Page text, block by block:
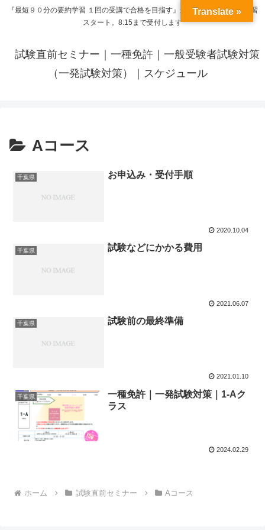
『最短９０分の要約学習 １回の受講で合格を目指す』来呼応した時間から学習
スタート。8:15まで受付します
試験直前セミナー｜一種免許｜一般受験者試験対策
（一発試験対策）｜スケジュール
Aコース
千葉県 お申込み・受付手順
2020.10.04
千葉県 試験などにかかる費用
2021.06.07
千葉県 試験前の最終準備
2021.01.10
千葉県
一種免許｜一発試験対策｜1-Aク
ラス
2024.02.29
ホーム 試験直前セミナー Aコース
Translate »